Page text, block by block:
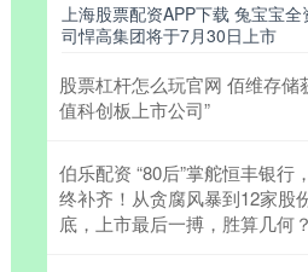
上海股票配资APP下载 兔宝宝
司悍高集团将于7月30日上市
股票杠杆怎么玩官网 佰维存储
值科创板上市公司”
伯乐配资 “80后”掌舵恒丰银行
终补齐！从贪腐风暴到12家股
底，上市最后一搏，胜算几何